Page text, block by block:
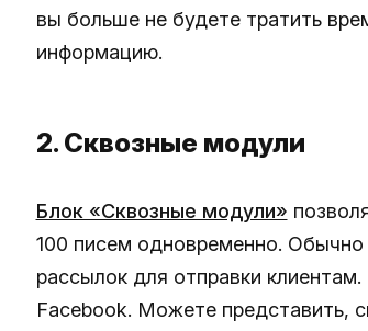
вы больше не будете тратить
информацию.
2. Сквозные модули
Блок «Сквозные модули»
100 писем одновременно.
рассылок для отправки
Facebook. Можете представить,